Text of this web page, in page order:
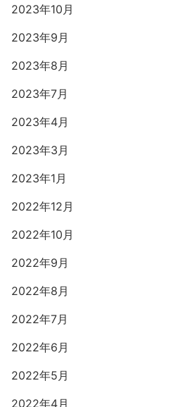
2023年10月
2023年9月
2023年8月
2023年7月
2023年4月
2023年3月
2023年1月
2022年12月
2022年10月
2022年9月
2022年8月
2022年7月
2022年6月
2022年5月
2022年4月